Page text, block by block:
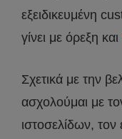
εξειδικευμένη
γίνει με όρεξη και
Σχετικά με την
ασχολούμαι με
ιστοσελίδων,